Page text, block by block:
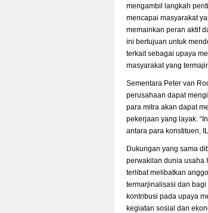
mengambil langkah
mencapai masyarakat
memainkan peran aktif
ini bertujuan untuk
terkait sebagai upaya
masyarakat yang
Sementara Peter van
perusahaan dapat
para mitra akan dapat
pekerjaan yang layak.
antara para konstituen,
Dukungan yang sama
perwakilan dunia usaha
terlibat melibatkan
termarjinalisasi dan
kontribusi pada upaya
kegiatan sosial dan